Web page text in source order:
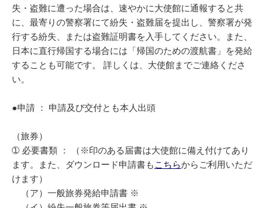
失・盗難に遭った場合は、速やかに大使館に通報すると共
に、最寄りの警察署にて紛失・盗難届を提出し、警察署が発
行する紛失、または盗難証明書を入手してください。また、
日本に直行帰国する場合には「帰国のための渡航書」を発給
することも可能です。 詳しくは、大使館までご連絡くださ
い。
●申請 ： 申請及び交付とも本人出頭
（旅券）
➀ 必要書類 ： （※印のある届書は大使館に備え付けてあり
ます。また、ダウンロード申請書も こちらからご利用いただ
けます）
（ア）一般旅券発給申請書 ※